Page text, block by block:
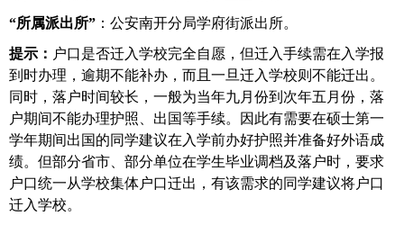
“所属派出所” ：公安南开分局学府街派出所。
提示： 户口是否迁入学校完全自愿，但迁入手续需在入学报
到时办理，逾期不能补办，而且一旦迁入学校则不能迁出。
同时，落户时间较长，一般为当年九月份到次年五月份，落
户期间不能办理护照、出国等手续。因此有需要在硕士第一
学年期间出国的同学建议在入学前办好护照并准备好外语成
绩。但部分省市、部分单位在学生毕业调档及落户时，要求
户口统一从学校集体户口迁出，有该需求的同学建议将户口
迁入学校。